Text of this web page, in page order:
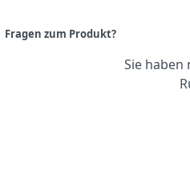
Fragen zum Produkt?
Sie haben